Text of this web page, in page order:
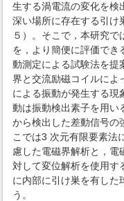
生する渦電流の変化を検
深い場所に存在する引け
５）。そこで，本研究
を，より簡便に評価でき
動測定による試験法を提
界と交流励磁コイルによ
による振動が発生する現
動は振動検出素子を用い
から検出した差動信号の
こでは3 次元有限要素法
慮した電磁界解析と，電
対して変位解析を使用す
に内部に引け巣を有した
う。